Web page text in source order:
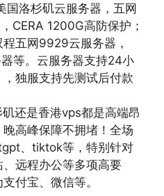
洛杉矶云服务器，五网
CERA 1200G高防保护；
五网9929云服务器，
等。云服务器支持24小
独服支持先测试后付款
还是香港vps都是高端昂
高峰保障不拥堵！全场
、tiktok等，特别针对
远程办公等多项高要
付宝、微信等。